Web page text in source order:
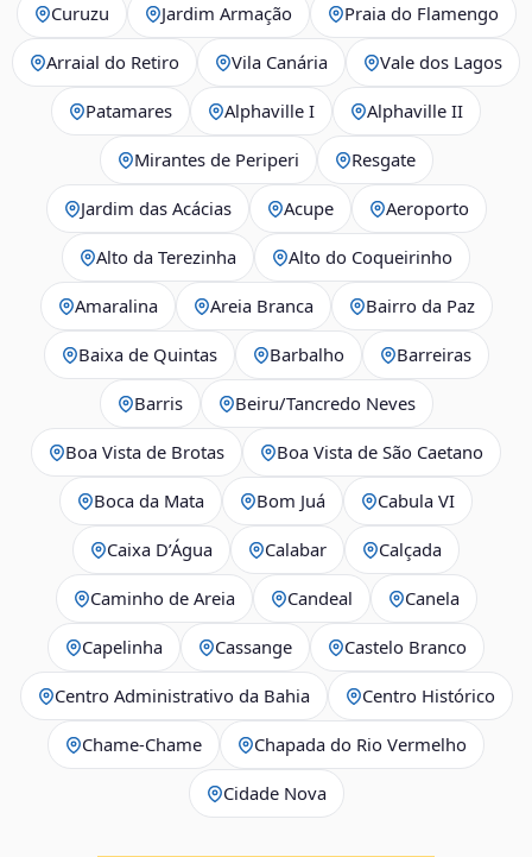
Curuzu Jardim Armação Praia do Flamengo
Arraial do Retiro Vila Canária Vale dos Lagos
Patamares Alphaville I Alphaville II
Mirantes de Periperi Resgate
Jardim das Acácias Acupe Aeroporto
Alto da Terezinha Alto do Coqueirinho
Amaralina Areia Branca Bairro da Paz
Baixa de Quintas Barbalho Barreiras
Barris Beiru/Tancredo Neves
Boa Vista de Brotas Boa Vista de São Caetano
Boca da Mata Bom Juá Cabula VI
Caixa D’Água Calabar Calçada
Caminho de Areia Candeal Canela
Capelinha Cassange Castelo Branco
Centro Administrativo da Bahia Centro Histórico
Chame-Chame Chapada do Rio Vermelho
Cidade Nova